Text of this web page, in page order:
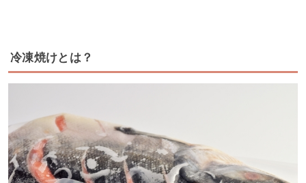
冷凍焼けとは？